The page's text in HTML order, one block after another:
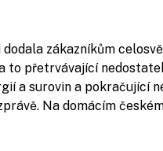
zákazníkům
to přetrvávající
a surovin a pokračující
Na domácím